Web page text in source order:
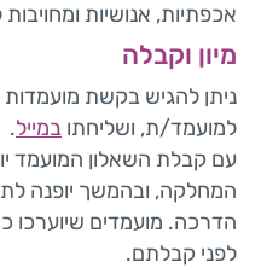
אכפתיות, אנושיות
מיון וקבלה
ניתן להגיש בקשת מועמדות
למועמד/ת, ושליחתו במייל.
עם קבלת השאלון המועמד
המחלקה, ובהמשך יופנה
הדרכה. מועמדים שיוערכו
לפני קבלתם.